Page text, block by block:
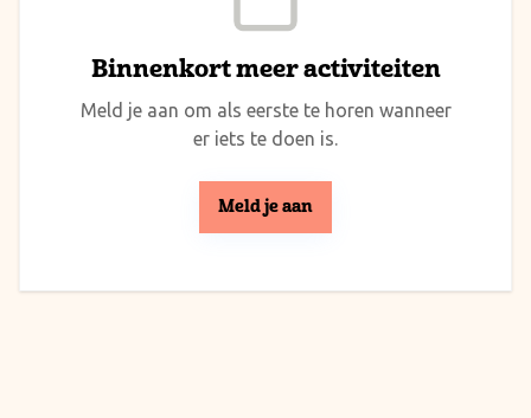
Binnenkort meer activiteiten
Meld je aan om als eerste te horen wanneer
er iets te doen is.
Meld je aan